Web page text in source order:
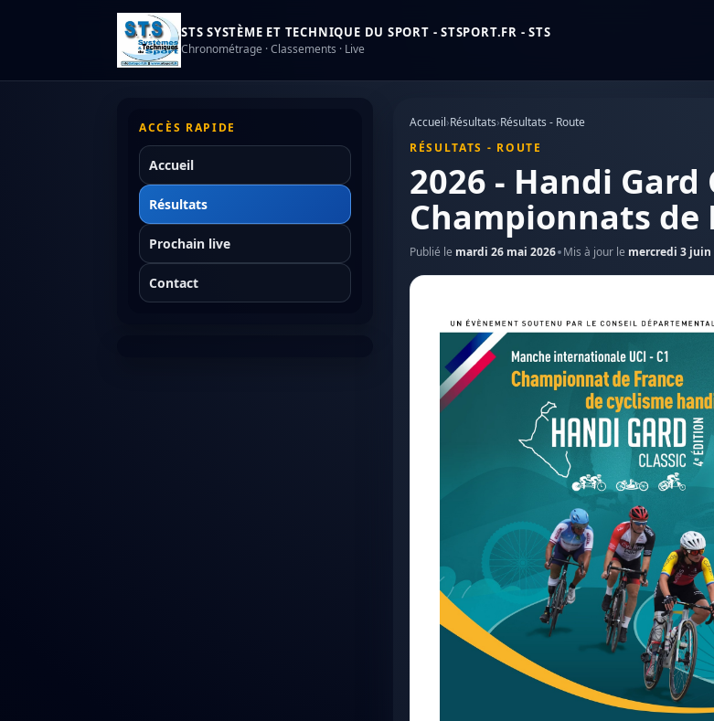
STS SYSTÈME ET TECHNIQUE DU SPORT - STSPORT.FR - STS
Chronométrage · Classements · Live
ACCÈS RAPIDE
Accueil
Résultats
Prochain live
Contact
Accueil›Résultats›Résultats - Route
RÉSULTATS - ROUTE
2026 - Handi
Championnats
Publié le mardi 26 mai 2026 Mis à jour le mercredi 3 juin